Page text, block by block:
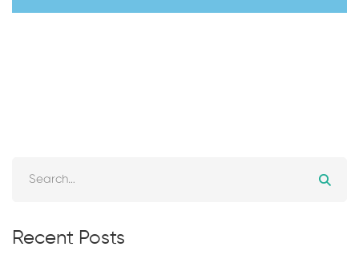
Recent Posts